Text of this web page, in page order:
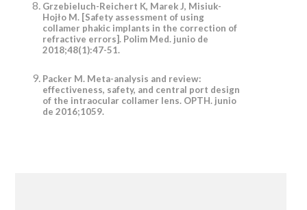
Grzebieluch-Reichert K, Marek J, Misiuk-
Hojło M. [Safety assessment of using
collamer phakic implants in the correction of
refractive errors]. Polim Med. junio de
2018;48(1):47-51.
Packer M. Meta-analysis and review:
effectiveness, safety, and central port design
of the intraocular collamer lens. OPTH. junio
de 2016;1059.